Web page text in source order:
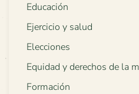
Educación
Ejercicio y salud
Elecciones
Equidad y derechos de la
Formación